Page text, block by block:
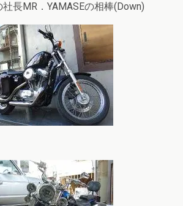
長MR．YAMASEの相棒(Down)